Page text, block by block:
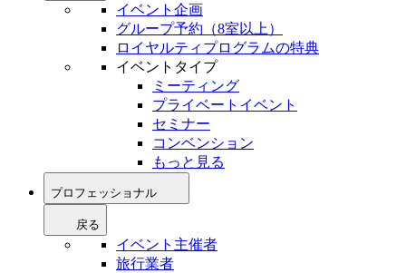
イベント企画
グループ予約（8室以上）
ロイヤルティプログラムの特典
イベントタイプ
ミーティング
プライベートイベント
セミナー
コンベンション
もっと見る
プロフェッショナル
戻る
イベント主催者
旅行業者